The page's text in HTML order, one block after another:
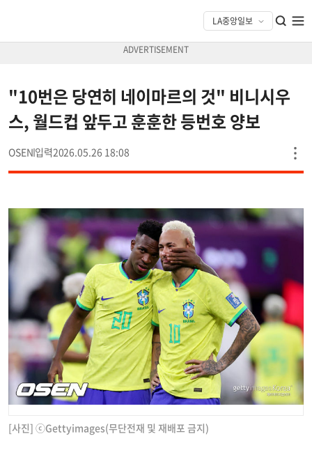
"10번은 당연히 네이마르의 것" 비니시우
스, 월드컵 앞두고 훈훈한 등번호 양보
OSEN 2026.05.26 18:08
[사진] ⓒGettyimages(무단전재 및 재배포 금지)